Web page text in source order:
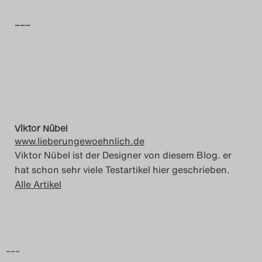
Das Theatertreffen-Blog
Das Theatertreffen-Blog
2016
Das Theatertreffen-Blog
–––
Viktor Nübel
www.lieberungewoehnlich.de
Viktor Nübel ist der Designer von diesem Blog. er
hat schon sehr viele Testartikel hier geschrieben.
Alle Artikel
–––